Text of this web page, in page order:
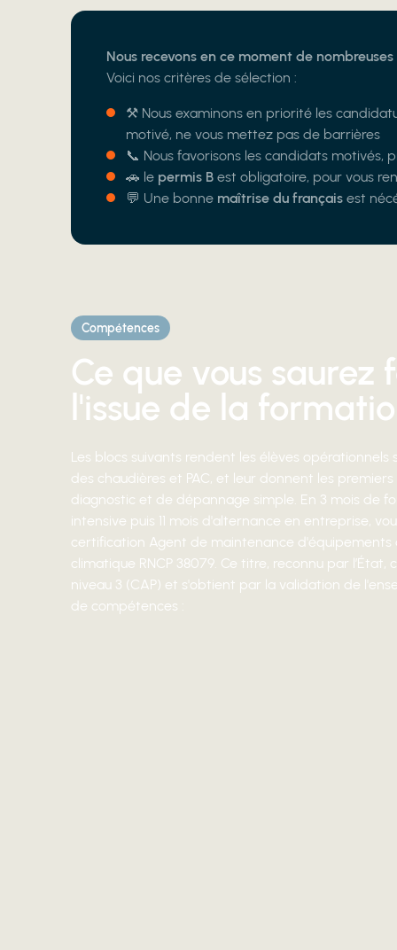
Nous recevons en ce moment de
Voici nos critères de sélection :
⚒️ Nous examinons en priorité les
motivé, ne vous mettez pas de barrières
📞 Nous favorisons les candidats motivés,
🚗 le permis Best obligatoire, pour vous
💬 Une bonne maîtrise du français est
Compétences
Ce que vous saurez
l'issue de la
Les blocs suivants rendent les élèves opérationnels
des chaudières et PAC, et leur donnent les
diagnostic et de dépannage simple. En 3 mois de
intensive puis 11 mois d'alternance en entreprise,
certification Agent de maintenance d'équipements
climatique RNCP 38079. Ce titre, reconnu par l’État,
niveau 3 (CAP) et s'obtient par la validation de
de compétences :